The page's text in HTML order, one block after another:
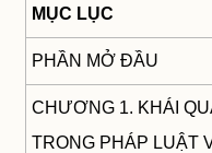
MỤC LỤC
PHẦN MỞ ĐẦU
CHƯƠNG 1. KHÁI
TRONG PHÁP LUẬT